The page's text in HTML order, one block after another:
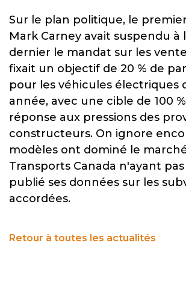
Sur le plan politique, le
Mark Carney avait suspendu
dernier le mandat sur les
fixait un objectif de 20 % de
pour les véhicules électriques
année, avec une cible de 100
réponse aux pressions des
constructeurs. On ignore
modèles ont dominé le
Transports Canada n'ayant
publié ses données sur les
accordées.
Retour à toutes les actualités